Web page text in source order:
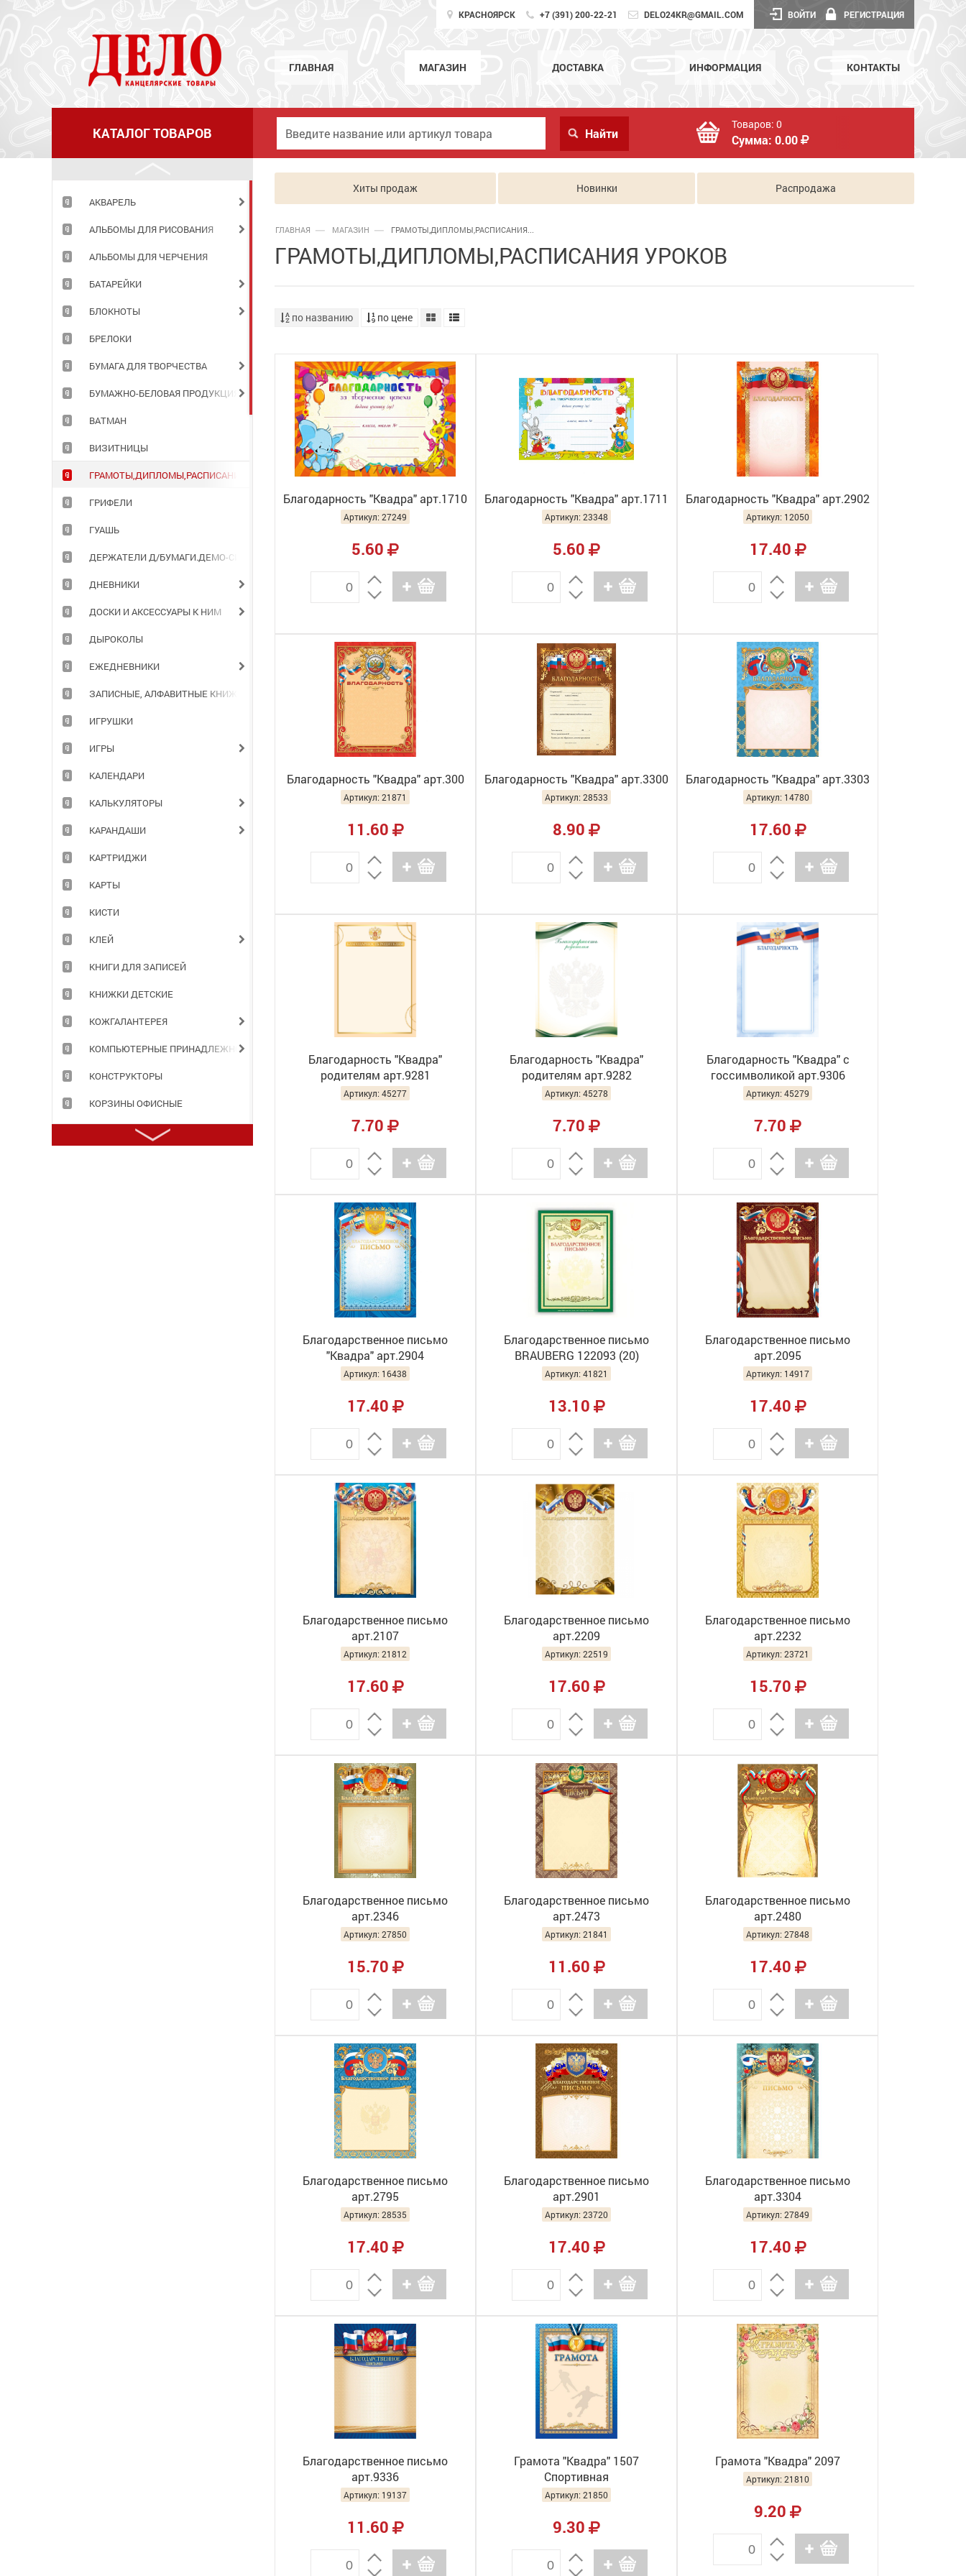
КРАСНОЯРСК +7 (391) 200-22-21 DELO24KR@GMAIL.COM ВОЙТИ РЕГИСТРАЦИЯ
ГЛАВНАЯ МАГАЗИН ДОСТАВКА ИНФОРМАЦИЯ КОНТАКТЫ
КАТАЛОГ ТОВАРОВ
Товаров: 0
Сумма: 0.00
АКВАРЕЛЬ
АЛЬБОМЫ ДЛЯ РИСОВАНИЯ
АЛЬБОМЫ ДЛЯ ЧЕРЧЕНИЯ
БАТАРЕЙКИ
БЛОКНОТЫ
БРЕЛОКИ
БУМАГА ДЛЯ ТВОРЧЕСТВА
БУМАЖНО-БЕЛОВАЯ ПРОДУКЦИЯ ДЛЯ ОФИСА
ВАТМАН
ВИЗИТНИЦЫ
ГРАМОТЫ,ДИПЛОМЫ,РАСПИСАНИЯ УРОКОВ
ГРИФЕЛИ
ГУАШЬ
ДЕРЖАТЕЛИ Д/БУМАГИ.ДЕМО-СИСТЕМЫ
ДНЕВНИКИ
ДОСКИ И АКСЕССУАРЫ К НИМ
ДЫРОКОЛЫ
ЕЖЕДНЕВНИКИ
ЗАПИСНЫЕ, АЛФАВИТНЫЕ КНИЖКИ
ИГРУШКИ
ИГРЫ
КАЛЕНДАРИ
КАЛЬКУЛЯТОРЫ
КАРАНДАШИ
КАРТРИДЖИ
КАРТЫ
КИСТИ
КЛЕЙ
КНИГИ ДЛЯ ЗАПИСЕЙ
КНИЖКИ ДЕТСКИЕ
КОЖГАЛАНТЕРЕЯ
КОМПЬЮТЕРНЫЕ ПРИНАДЛЕЖНОСТИ
КОНСТРУКТОРЫ
КОРЗИНЫ ОФИСНЫЕ
КОРОБА АРХИВНЫЕ
Хиты продаж Новинки Распродажа
ГЛАВНАЯ МАГАЗИН ГРАМОТЫ,ДИПЛОМЫ,РАСПИСАНИЯ...
ГРАМОТЫ,ДИПЛОМЫ,РАСПИСАНИЯ УРОКОВ
по названию по цене
Благодарность "Квадра" арт.1710
Артикул: 27249
5.60
Благодарность "Квадра" арт.1711
Артикул: 23348
5.60
Благодарность "Квадра" арт.2902
Артикул: 12050
17.40
Благодарность "Квадра" арт.300
Артикул: 21871
11.60
Благодарность "Квадра" арт.3300
Артикул: 28533
8.90
Благодарность "Квадра" арт.3303
Артикул: 14780
17.60
Благодарность "Квадра"
родителям арт.9281
Артикул: 45277
7.70
Благодарность "Квадра"
родителям арт.9282
Артикул: 45278
7.70
Благодарность "Квадра" с
госсимволикой арт.9306
Артикул: 45279
7.70
Благодарственное письмо
"Квадра" арт.2904
Артикул: 16438
17.40
Благодарственное письмо
BRAUBERG 122093 (20)
Артикул: 41821
13.10
Благодарственное письмо
арт.2095
Артикул: 14917
17.40
Благодарственное письмо
арт.2107
Артикул: 21812
17.60
Благодарственное письмо
арт.2209
Артикул: 22519
17.60
Благодарственное письмо
арт.2232
Артикул: 23721
15.70
Благодарственное письмо
арт.2346
Артикул: 27850
15.70
Благодарственное письмо
арт.2473
Артикул: 21841
11.60
Благодарственное письмо
арт.2480
Артикул: 27848
17.40
Благодарственное письмо
арт.2795
Артикул: 28535
17.40
Благодарственное письмо
арт.2901
Артикул: 23720
17.40
Благодарственное письмо
арт.3304
Артикул: 27849
17.40
Благодарственное письмо
арт.9336
Артикул: 19137
11.60
Грамота "Квадра" 1507
Спортивная
Артикул: 21850
9.30
Грамота "Квадра" 2097
Артикул: 21810
9.20